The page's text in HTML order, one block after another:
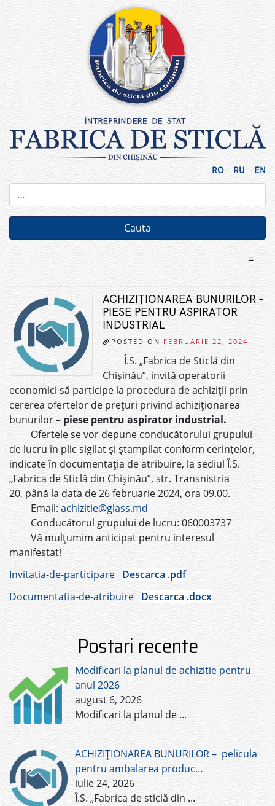
RO RU EN
≡
ACHIZIȚIONAREA BUNURILOR –
PIESE PENTRU ASPIRATOR
INDUSTRIAL
POSTED ON FEBRUARIE 22, 2024
Î.S. „Fabrica de Sticlă din
Chișinău”, invită operatorii
economici să participe la procedura de achiziții prin
cererea ofertelor de prețuri privind achiziționarea
bunurilor – piese pentru aspirator industrial.
Ofertele se vor depune conducătorului grupului
de lucru în plic sigilat și ștampilat conform cerințelor,
indicate în documentația de atribuire, la sediul Î.S.
„Fabrica de Sticlă din Chișinău”, str. Transnistria
20, până la data de 26 februarie 2024, ora 09.00.
Email:achizitie@glass.md
Conducătorul grupului de lucru: 060003737
Vă mulțumim anticipat pentru interesul
manifestat!
Invitatia-de-participare Descarca .pdf
Documentatia-de-atribuire Descarca .docx
Postari recente
Modificari la planul de achizitie pentru
anul 2026
august 6, 2026
Modificari la planul de ...
ACHIZIȚIONAREA BUNURILOR – pelicula
pentru ambalarea produc…
iulie 24, 2026
Î.S. „Fabrica de sticlă din ...